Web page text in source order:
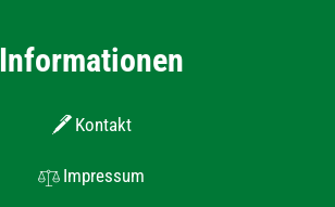
Informationen
Kontakt
Impressum